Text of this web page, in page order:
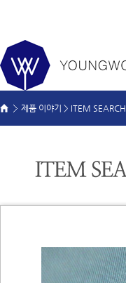
제품 이야기 > ITEM SEARCH